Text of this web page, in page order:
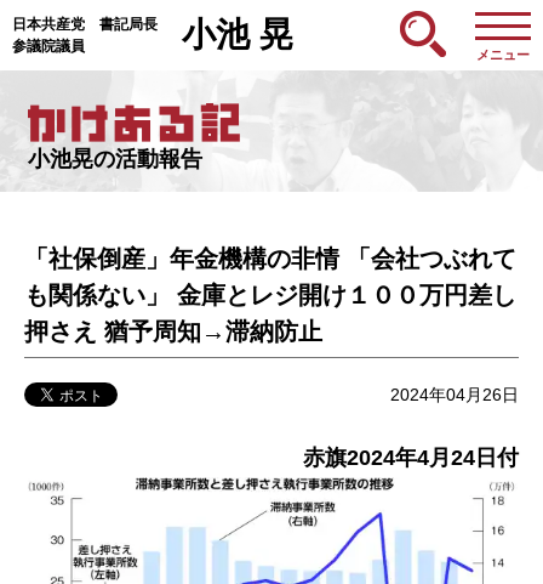
日本共産党 書記局長
参議院議員
小池 晃
メニュー
小池晃の活動報告
「社保倒産」年金機構の非情 「会社つぶれて
も関係ない」 金庫とレジ開け１００万円差し
押さえ 猶予周知→滞納防止
2024年04月26日
赤旗2024年4月24日付